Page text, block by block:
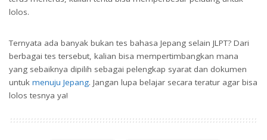
lolos.
Ternyata ada banyak bukan tes bahasa Jepang selain JLPT? Dari
berbagai tes tersebut, kalian bisa mempertimbangkan mana
yang sebaiknya dipilih sebagai pelengkap syarat dan dokumen
untuk menuju Jepang. Jangan lupa belajar secara teratur agar bisa
lolos tesnya ya!